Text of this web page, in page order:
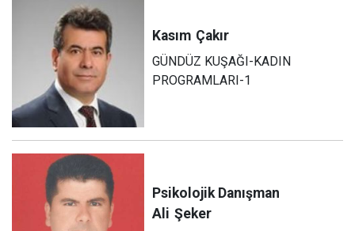
Kasım Çakır
GÜNDÜZ KUŞAĞI-KADIN
PROGRAMLARI-1
Psikolojik Danışman
Ali Şeker